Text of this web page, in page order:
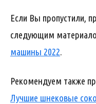
Если Вы пропустили,
следующим
машины 2022.
Рекомендуем также
Лучшие шнековые